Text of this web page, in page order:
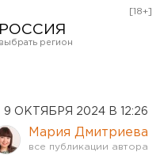
РОССИЯ
Курган
Оренбург
[18+]
9 ОКТЯБРЯ 2024 В 12:26
Мария Дмитриева